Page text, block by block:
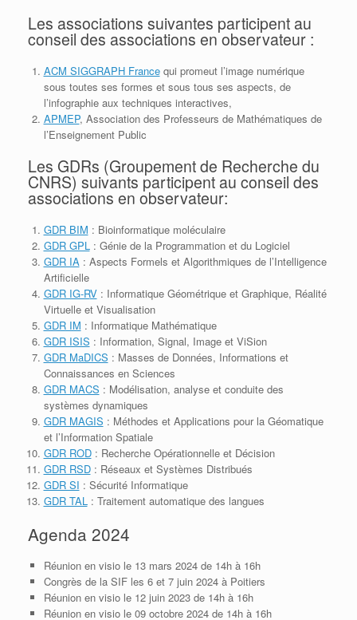
Les associations suivantes participent au
conseil des associations en observateur :
ACM SIGGRAPH Francequi promeut l’image numérique
sous toutes ses formes et sous tous ses aspects, de
l’infographie aux techniques interactives,
APMEP, Association des Professeurs de Mathématiques de
l’Enseignement Public
Les GDRs (Groupement de Recherche du
CNRS) suivants participent au conseil des
associations en observateur:
GDR BIM : Bioinformatique moléculaire
GDR GPL: Génie de la Programmation et du Logiciel
GDR IA: Aspects Formels et Algorithmiques de l’Intelligence
Artificielle
GDR IG-RV: Informatique Géométrique et Graphique, Réalité
Virtuelle et Visualisation
GDR IM : Informatique Mathématique
GDR ISIS : Information, Signal, Image et ViSion
GDR MaDICS : Masses de Données, Informations et
Connaissances en Sciences
GDR MACS : Modélisation, analyse et conduite des
systèmes dynamiques
GDR MAGIS : Méthodes et Applications pour la Géomatique
et l’Information Spatiale
GDR ROD: Recherche Opérationnelle et Décision
GDR RSD: Réseaux et Systèmes Distribués
GDR SI : Sécurité Informatique
GDR TAL: Traitement automatique des langues
Agenda 2024
Réunion en visio le 13 mars 2024 de 14h à 16h
Congrès de la SIF les 6 et 7 juin 2024 à Poitiers
Réunion en visio le 12 juin 2023 de 14h à 16h
Réunion en visio le 09 octobre 2024 de 14h à 16h